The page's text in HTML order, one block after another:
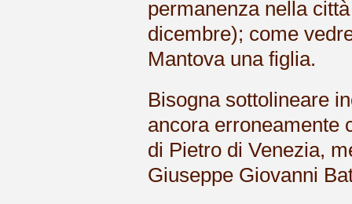
permanenza nella
dicembre); come
Mantova una figlia.
Bisogna sottolineare
ancora erroneamente
di Pietro di Venezia,
Giuseppe Giovanni